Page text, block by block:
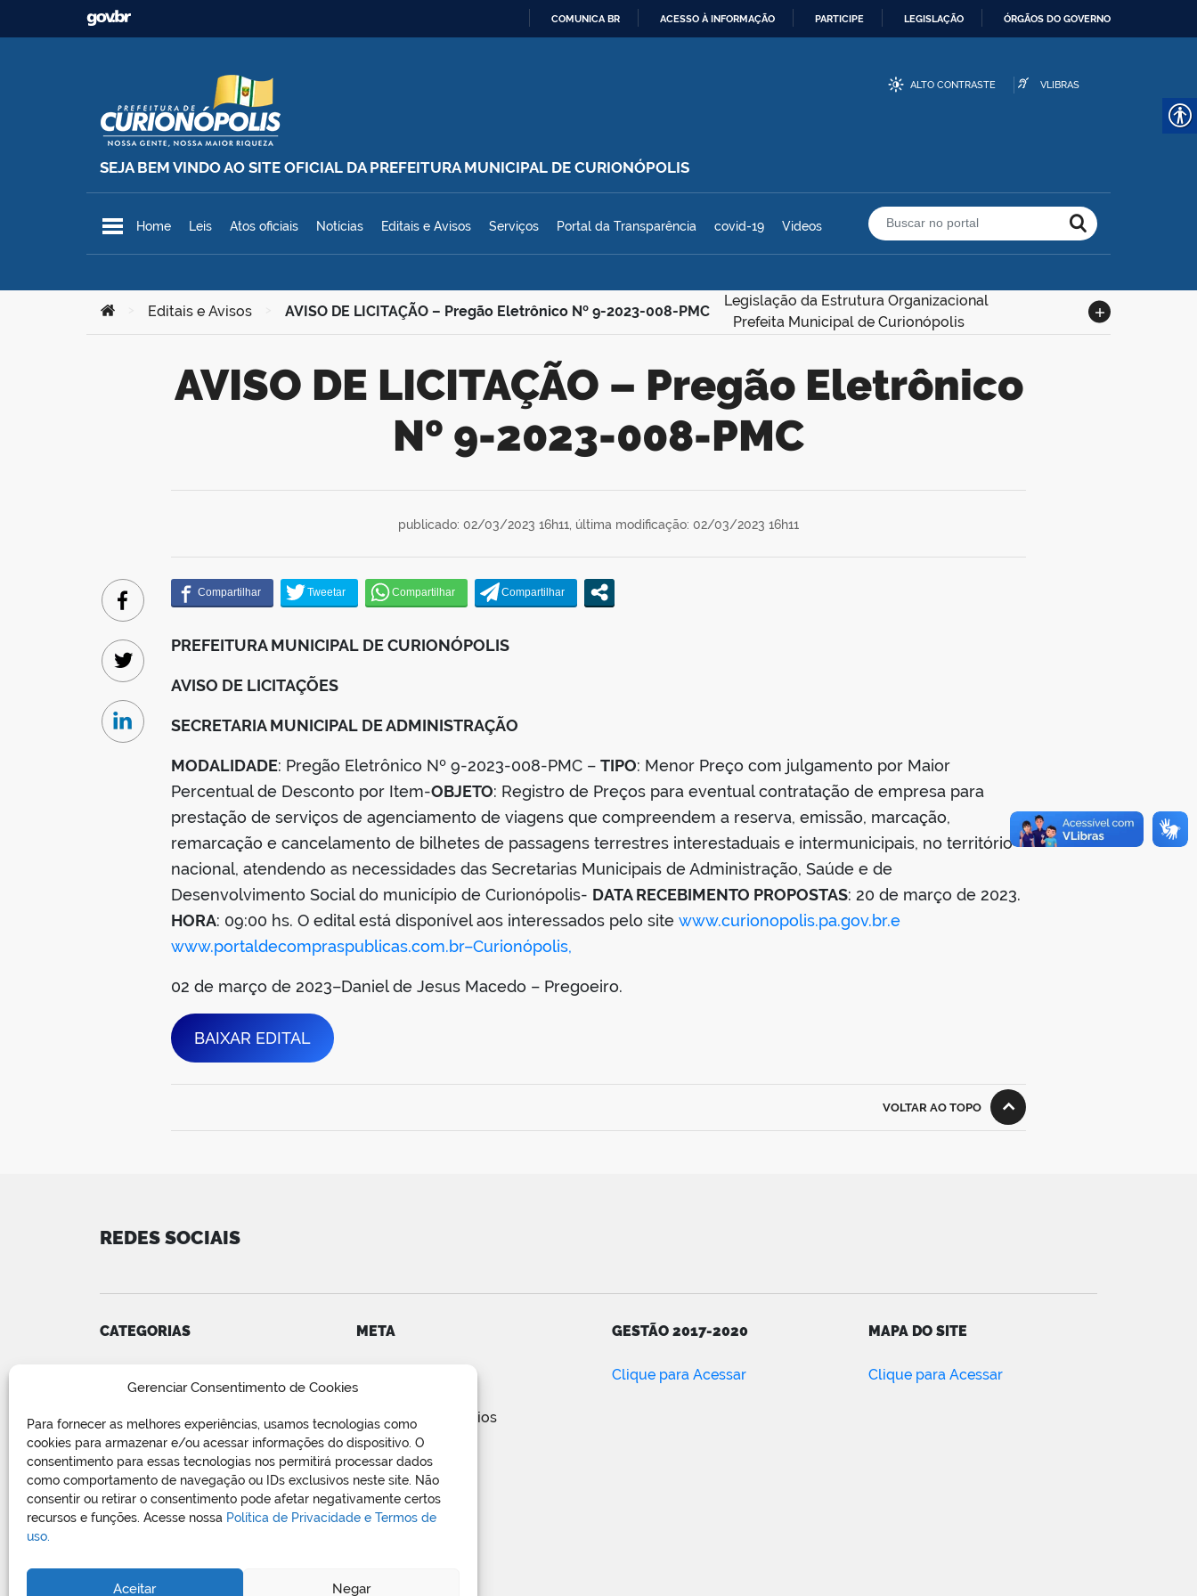
Gerenciar Consentimento de Cookies
Para fornecer as melhores experiências, usamos tecnologias como
cookies para armazenar e/ou acessar informações do dispositivo. O
consentimento para essas tecnologias nos permitirá processar dados
como comportamento de navegação ou IDs exclusivos neste site. Não
consentir ou retirar o consentimento pode afetar negativamente certos
recursos e funções. Acesse nossa Política de Privacidade e Termos de
uso.
Aceitar Negar
Ir para o conteúdo COMUNICA BR ACESSO À INFORMAÇÃO PARTICIPE LEGISLAÇÃO ÓRGÃOS DO GOVERNO
SEJA BEM VINDO AO SITE OFICIAL DA PREFEITURA MUNICIPAL DE CURIONÓPOLIS
Prefeitura Municipal de Curionópolis
ALTO CONTRASTE VLIBRAS
Home Leis Atos oficiais Notícias Editais e Avisos Serviços Portal da Transparência covid-19 Videos Buscar no portal
Você está aqui:
Editais e Avisos AVISO DE LICITAÇÃO – Pregão Eletrônico Nº 9-2023-008-PMC
Legislação da Estrutura Organizacional
Prefeita Municipal de Curionópolis
AVISO DE LICITAÇÃO – Pregão Eletrônico
Nº 9-2023-008-PMC
publicado: 02/03/2023 16h11, última modificação: 02/03/2023 16h11
PREFEITURA MUNICIPAL DE CURIONÓPOLIS
AVISO DE LICITAÇÕES
SECRETARIA MUNICIPAL DE ADMINISTRAÇÃO
MODALIDADE: Pregão Eletrônico Nº 9-2023-008-PMC – TIPO: Menor Preço com julgamento por Maior
Percentual de Desconto por Item-OBJETO: Registro de Preços para eventual contratação de empresa para
prestação de serviços de agenciamento de viagens que compreendem a reserva, emissão, marcação,
remarcação e cancelamento de bilhetes de passagens terrestres interestaduais e intermunicipais, no território
nacional, atendendo as necessidades das Secretarias Municipais de Administração, Saúde e de
Desenvolvimento Social do município de Curionópolis- DATA RECEBIMENTO PROPOSTAS: 20 de março de 2023.
HORA: 09:00 hs. O edital está disponível aos interessados pelo site www.curionopolis.pa.gov.br.e
www.portaldecompraspublicas.com.br–Curionópolis,
02 de março de 2023–Daniel de Jesus Macedo – Pregoeiro.
BAIXAR EDITAL
Facebook
Twitter
Linkedin
VOLTAR AO TOPO
REDES SOCIAIS
CATEGORIAS
COVID-19
Editais e Avisos
Notícias
Relatório de Projetos e Execução
de Obras Públicas
Sem categoria
Vagas de Emprego
META
Feed de posts
Feed de comentários
WordPress.org
GESTÃO 2017-2020
Clique para Acessar
MAPA DO SITE
Clique para Acessar